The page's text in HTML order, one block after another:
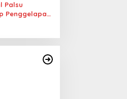
Palsu
Penggelapan